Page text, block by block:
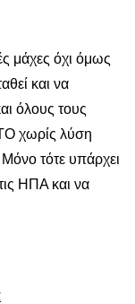
μάχες όχι όμως
και να
όλους τους
χωρίς λύση
τότε υπάρχει
ΗΠΑ και να